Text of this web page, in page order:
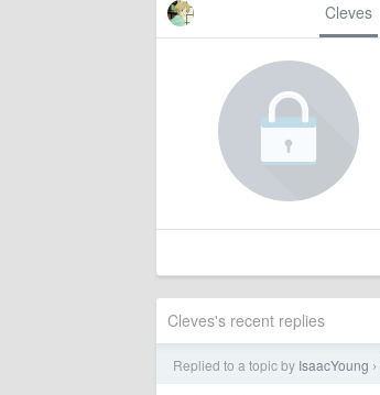
Cleves
Cleves's recent replies
Replied to a topic by IsaacYoung ›